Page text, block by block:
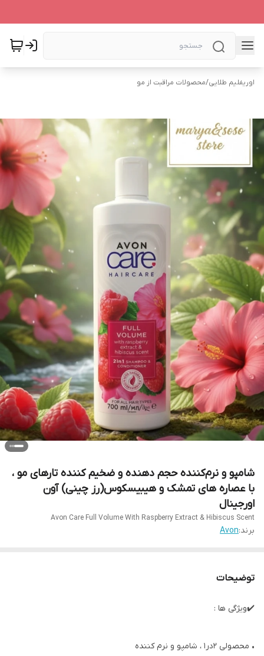
اوریفلیم طلایی/محصولات مراقبت از مو
شامپو و نرم‌کننده حجم‌ دهنده و ضخیم کننده تارهای مو ،
با عصاره های تمشک و هیبیسکوس(رز چینی) آون
اورجینال
Avon Care Full Volume With Raspberry Extract & Hibiscus Scent
برند:Avon
توضیحات
✔️ویژگی ها :
• محصولی ۲در۱ ، شامپو و نرم کننده